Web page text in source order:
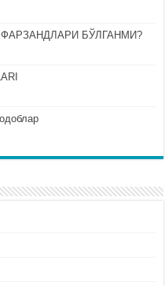
БЎЛГАНМИ?